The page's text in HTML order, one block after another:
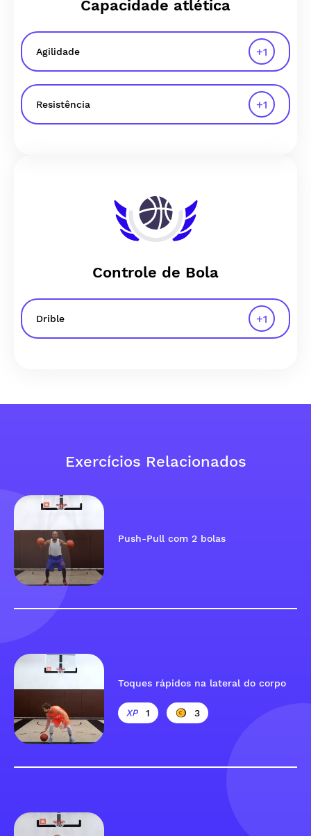
Capacidade atlética
Agilidade +1
Resistência +1
Controle de Bola
Drible +1
Exercícios Relacionados
Push-Pull com 2 bolas
Toques rápidos na lateral do corpo
1 3